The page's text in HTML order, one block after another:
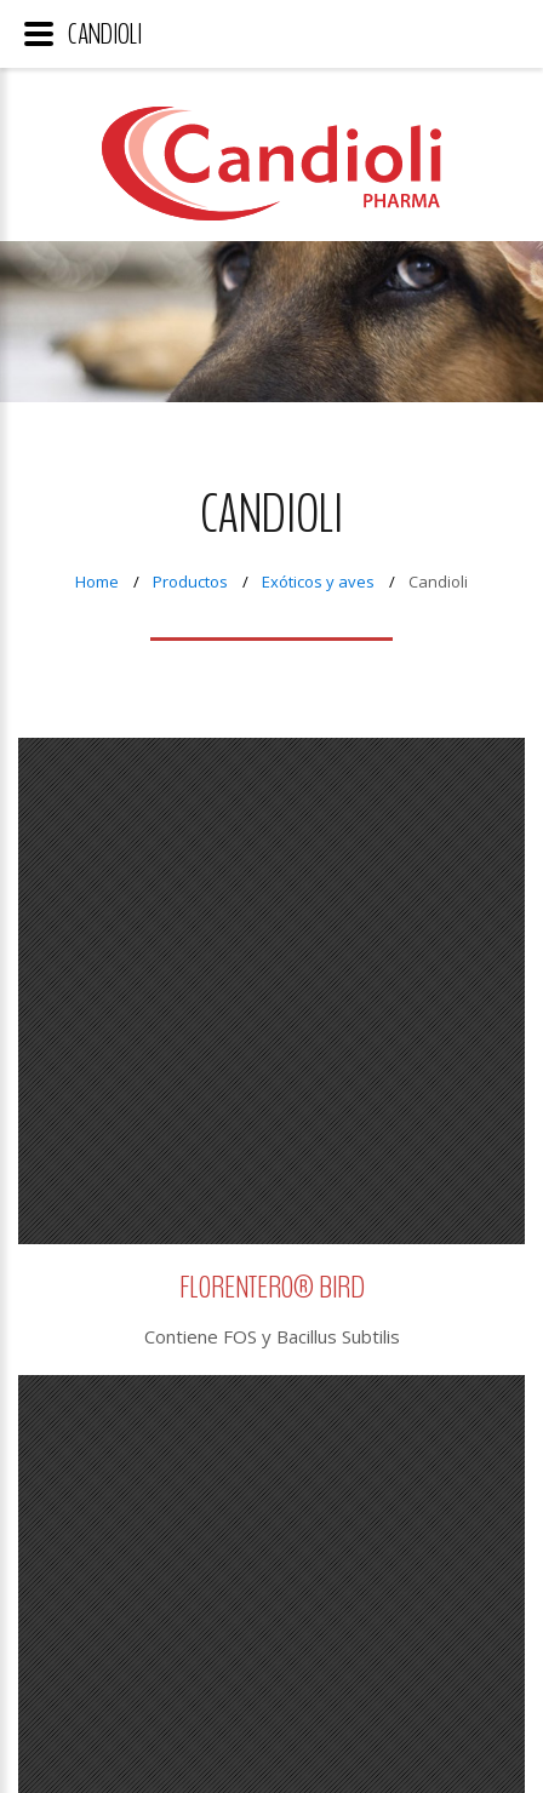
CANDIOLI
Home Productos Exóticos y aves Candioli
FLORENTERO® BIRD
Contiene FOS y Bacillus Subtilis
CANDIOLI